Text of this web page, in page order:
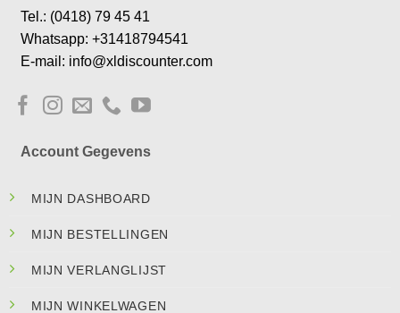
Tel.: (0418) 79 45 41
Whatsapp: +31418794541
E-mail: info@xldiscounter.com
Account Gegevens
MIJN DASHBOARD
MIJN BESTELLINGEN
MIJN VERLANGLIJST
MIJN WINKELWAGEN